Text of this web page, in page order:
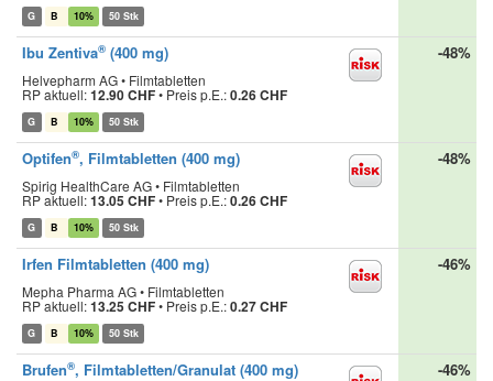
G B 10% 50 Stk
Ibu Zentiva® (400 mg)
Helvepharm AG • Filmtabletten
RP aktuell:12.90 CHF• Preis p.E.:0.26 CHF
G B 10% 50 Stk
-48%
Optifen®, Filmtabletten (400 mg)
Spirig HealthCare AG • Filmtabletten
RP aktuell:13.05 CHF• Preis p.E.:0.26 CHF
G B 10% 50 Stk
-48%
Irfen Filmtabletten (400 mg)
Mepha Pharma AG • Filmtabletten
RP aktuell:13.25 CHF• Preis p.E.:0.27 CHF
G B 10% 50 Stk
-46%
Brufen®, Filmtabletten/Granulat (400 mg) -46%